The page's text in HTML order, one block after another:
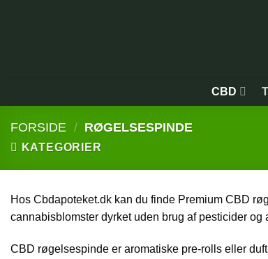
CBD
FORSIDE / RØGELSESPINDE
KATEGORIER
Hos Cbdapoteket.dk kan du finde Premium CBD
cannabisblomster dyrket uden brug af pesticider
CBD røgelsespinde er aromatiske pre-rolls eller